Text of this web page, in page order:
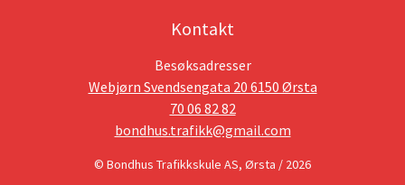
Kontakt
Besøksadresser
Webjørn Svendsengata 20 6150 Ørsta
70 06 82 82
bondhus.trafikk@gmail.com
© Bondhus Trafikkskule AS, Ørsta / 2026